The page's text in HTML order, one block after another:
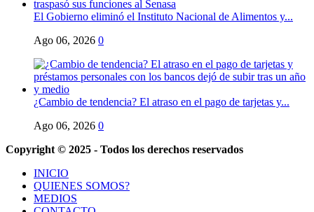
El Gobierno eliminó el Instituto Nacional de Alimentos y...
Ago 06, 2026 0
¿Cambio de tendencia? El atraso en el pago de tarjetas y...
Ago 06, 2026 0
Copyright © 2025 - Todos los derechos reservados
INICIO
QUIENES SOMOS?
MEDIOS